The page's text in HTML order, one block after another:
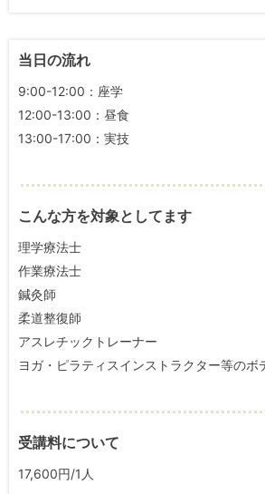
当日の流れ
9:00-12:00：座学
12:00-13:00：昼食
13:00-17:00：実技
こんな方を対象としてます
理学療法士
作業療法士
鍼灸師
柔道整復師
アスレチックトレーナー
ヨガ・ピラティスインストラクター等のボ
受講料について
17,600円/1人